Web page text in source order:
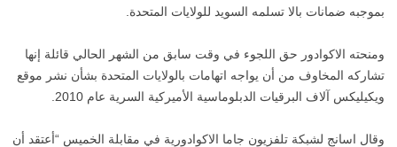
بموجبه ضمانات بالا تسلمه السويد للولايات المتحدة.
ومنحته الاكوادور حق اللجوء في وقت سابق من الشهر الحالي قائلة إنها
تشاركه المخاوف من أن يواجه اتهامات بالولايات المتحدة بشأن نشر موقع
ويكيليكس آلاف البرقيات الدبلوماسية الأميركية السرية عام 2010.
وقال اسانج لشبكة تلفزيون جاما الاكوادورية في مقابلة الخميس “أعتقد أن